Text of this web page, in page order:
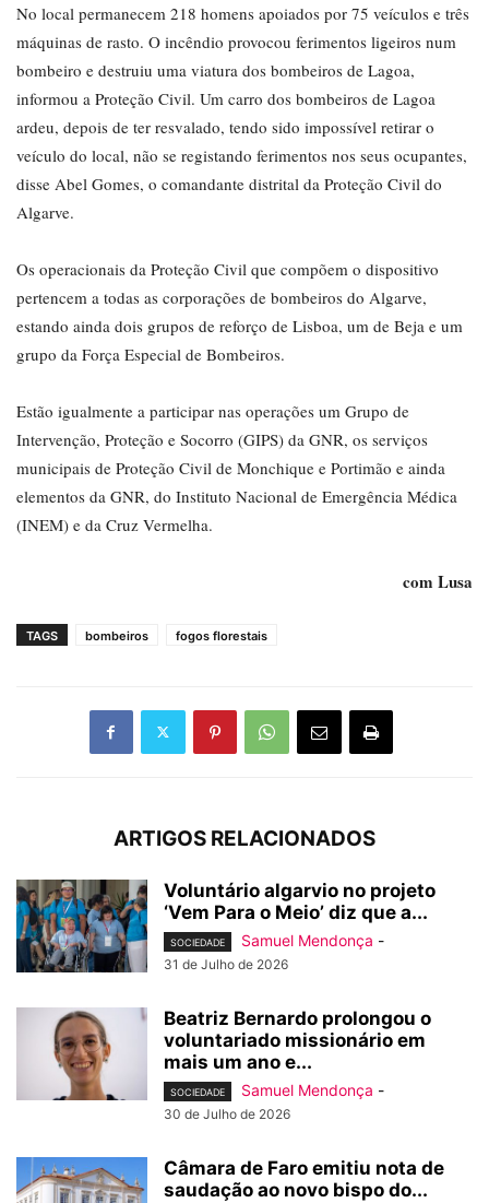
No local permanecem 218 homens apoiados por 75 veículos e três
máquinas de rasto. O incêndio provocou ferimentos ligeiros num
bombeiro e destruiu uma viatura dos bombeiros de Lagoa,
informou a Proteção Civil. Um carro dos bombeiros de Lagoa
ardeu, depois de ter resvalado, tendo sido impossível retirar o
veículo do local, não se registando ferimentos nos seus ocupantes,
disse Abel Gomes, o comandante distrital da Proteção Civil do
Algarve.
Os operacionais da Proteção Civil que compõem o dispositivo
pertencem a todas as corporações de bombeiros do Algarve,
estando ainda dois grupos de reforço de Lisboa, um de Beja e um
grupo da Força Especial de Bombeiros.
Estão igualmente a participar nas operações um Grupo de
Intervenção, Proteção e Socorro (GIPS) da GNR, os serviços
municipais de Proteção Civil de Monchique e Portimão e ainda
elementos da GNR, do Instituto Nacional de Emergência Médica
(INEM) e da Cruz Vermelha.
com Lusa
TAGS bombeiros fogos florestais
ARTIGOS RELACIONADOS
Voluntário algarvio no projeto
‘Vem Para o Meio’ diz que a...
SOCIEDADE Samuel Mendonça -
31 de Julho de 2026
Beatriz Bernardo prolongou o
voluntariado missionário em
mais um ano e...
SOCIEDADE Samuel Mendonça -
30 de Julho de 2026
Câmara de Faro emitiu nota de
saudação ao novo bispo do...